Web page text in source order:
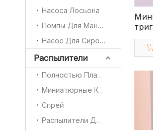
Насоса Лосьона
Помпы Для Маникюра
Насос Для Сиропа
Распылители
Полностью Пластиковый Триггер
Миниатюрные Курковые Распылители
Спрей
Распылители Для Духов